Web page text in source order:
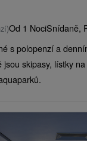
Od 1 NociSnídaně,
s polopenzí a
jsou skipasy, lístky